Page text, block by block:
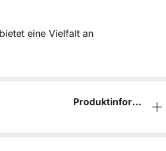
eine Vielfalt an
Produktinform